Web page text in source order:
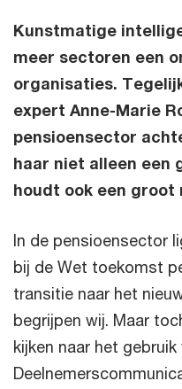
Kunstmatige
meer sectoren een
organisaties.
expert Anne-Marie
pensioensector
haar niet alleen een
houdt ook een groot
In de pensioensector
bij de Wet toekomst
transitie naar het
begrijpen wij. Maar
kijken naar het gebruik